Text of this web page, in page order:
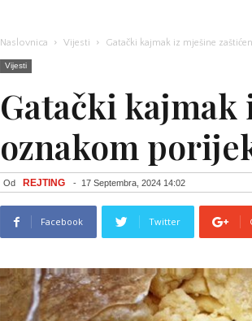
Naslovnica Vijesti Gatački kajmak iz mješine
Vijesti
Gatački kajmak
oznakom
Od REJTING - 17 Septembra, 2024 14:02
Facebook Twitter